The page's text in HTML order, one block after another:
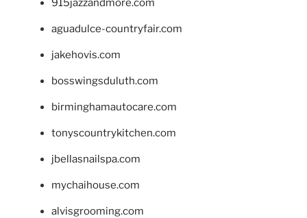
915jazzandmore.com
aguadulce-countryfair.com
jakehovis.com
bosswingsduluth.com
birminghamautocare.com
tonyscountrykitchen.com
jbellasnailspa.com
mychaihouse.com
alvisgrooming.com